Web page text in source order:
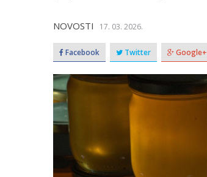
NOVOSTI 17. 03. 2026.
Facebook Twitter Google+